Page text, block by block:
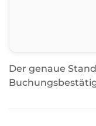
Der genaue